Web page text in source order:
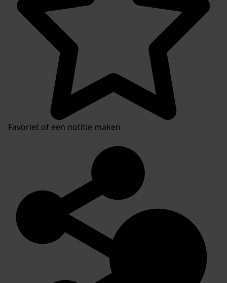
Favoriet of een notitie maken